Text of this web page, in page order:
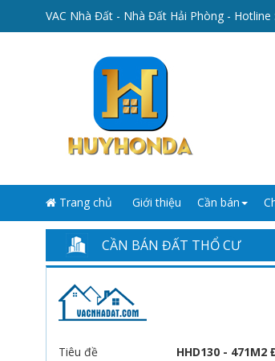
VAC Nhà Đất - Nhà Đất Hải Phòng - Hotline :
Trang chủ Giới thiệu Cần bán
CẦN BÁN ĐẤT THỔ CƯ
Tiêu đề
HHD130 - 471M2